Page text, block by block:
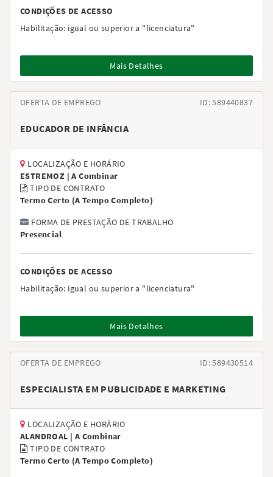
CONDIÇÕES DE ACESSO
Habilitação: igual ou superior a "licenciatura"
Mais Detalhes
OFERTA DE EMPREGO ID: 589440837
EDUCADOR DE INFÂNCIA
LOCALIZAÇÃO E HORÁRIO
ESTREMOZ |A Combinar
TIPO DE CONTRATO
Termo Certo (A Tempo Completo)
FORMA DE PRESTAÇÃO DE TRABALHO
Presencial
CONDIÇÕES DE ACESSO
Habilitação: igual ou superior a "licenciatura"
Mais Detalhes
OFERTA DE EMPREGO ID: 589430514
ESPECIALISTA EM PUBLICIDADE E MARKETING
LOCALIZAÇÃO E HORÁRIO
ALANDROAL | A Combinar
TIPO DE CONTRATO
Termo Certo (A Tempo Completo)